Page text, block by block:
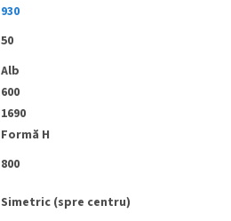
930
50
Alb
600
1690
Formă H
800
Simetric (spre centru)